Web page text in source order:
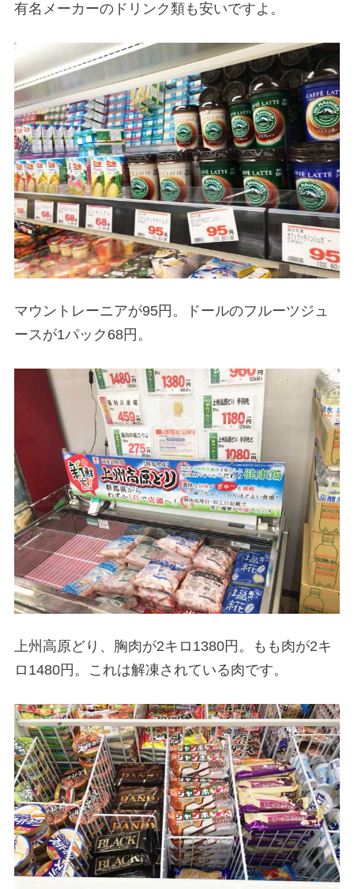
有名メーカーのドリンク類も安いですよ。
マウントレーニアが95円。ドールのフルーツジュ
ースが1パック68円。
上州高原どり、胸肉が2キロ1380円。もも肉が2キ
ロ1480円。これは解凍されている肉です。